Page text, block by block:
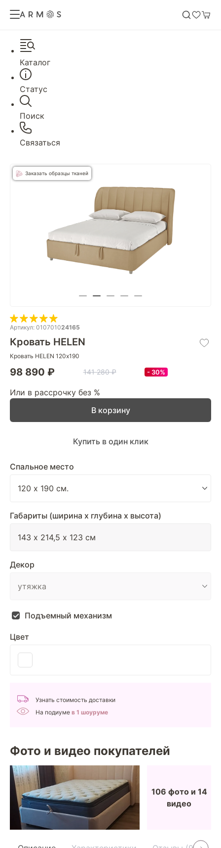
Каталог
Статус
Поиск
Связаться
Заказать образцы тканей
Артикул: 010701024165
Кровать HELEN
Кровать HELEN 120х190
98 890 ₽ 141 280 ₽ 30%
Или в рассрочку без %
Спальное место
Габариты (ширина х глубина х высота)
Декор
Подъемный механизм
Цвет
В корзину
Купить в один клик
Узнать стоимость доставки
На подиуме в 1 шоуруме
Фото и видео покупателей
106 фото и 14
видео